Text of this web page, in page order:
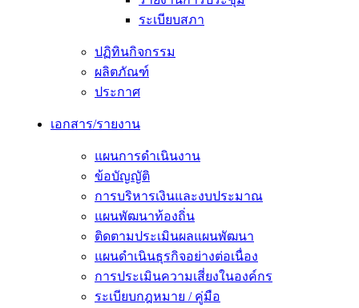
ระเบียบสภา
ปฏิทินกิจกรรม
ผลิตภัณฑ์
ประกาศ
เอกสาร/รายงาน
แผนการดำเนินงาน
ข้อบัญญัติ
การบริหารเงินและงบประมาณ
แผนพัฒนาท้องถิ่น
ติดตามประเมินผลแผนพัฒนา
แผนดำเนินธุรกิจอย่างต่อเนื่อง
การประเมินความเสี่ยงในองค์กร
ระเบียบกฎหมาย / คู่มือ